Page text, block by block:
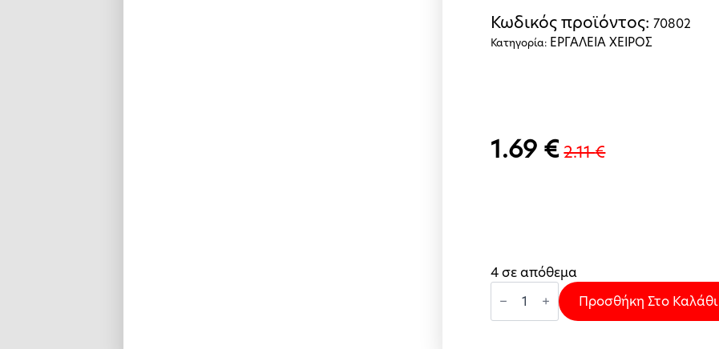
Κωδικός προϊόντος:70802
Κατηγορία: ΕΡΓΑΛΕΙΑ ΧΕΙΡΟΣ
2.11€
Original
1.69 €
Η
1.69 €.
4 σε απόθεμα
ΣΠΑΤΟΥΛΑ
ΞΥΛ.
20
Προσθήκη Στο Καλάθι